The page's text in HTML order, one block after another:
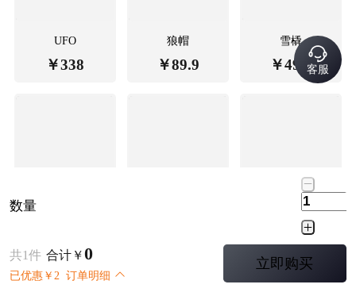
UFO
￥338
狼帽
￥89.9
雪橇
￥49.9
羊肩宠物
17.9
数量
共1件 合计￥0
已优惠￥ 2 订单明细
立即购买
客服